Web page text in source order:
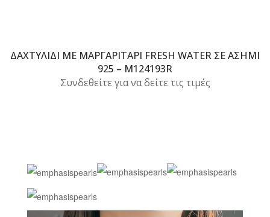
ΔΑΧΤΥΛΊΔΙ ΜΕ ΜΑΡΓΑΡΙΤΆΡΙ FRESH WATER ΣΕ ΑΣΉΜΙ
925 – M124193R
Συνδεθείτε για να δείτε τις τιμές